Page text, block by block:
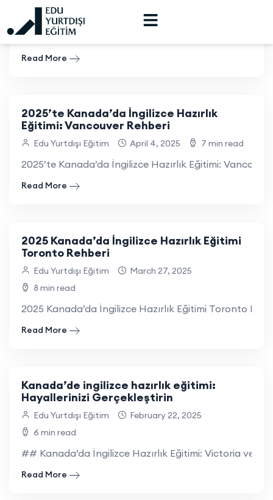
Edu Yurtdışı Eğitim April 7, 2025
Kanada’da İngilizce Hazırlık Eğitimi: University of
Read More
2025’te Kanada’da İngilizce Hazırlık
Eğitimi: Vancouver Rehberi
Edu Yurtdışı Eğitim April 4, 2025 7 min read
2025’te Kanada’da İngilizce Hazırlık Eğitimi:
Read More
2025 Kanada’da İngilizce Hazırlık Eğitimi
Toronto Rehberi
Edu Yurtdışı Eğitim
March 27, 2025
8 min read
2025 Kanada’da İngilizce Hazırlık Eğitimi Toronto
Read More
Kanada’de ingilizce hazırlık eğitimi:
Hayallerinizi Gerçekleştirin
Edu Yurtdışı Eğitim
February 22, 2025
6 min read
## Kanada’da İngilizce Hazırlık Eğitimi: Victoria ve
Read More